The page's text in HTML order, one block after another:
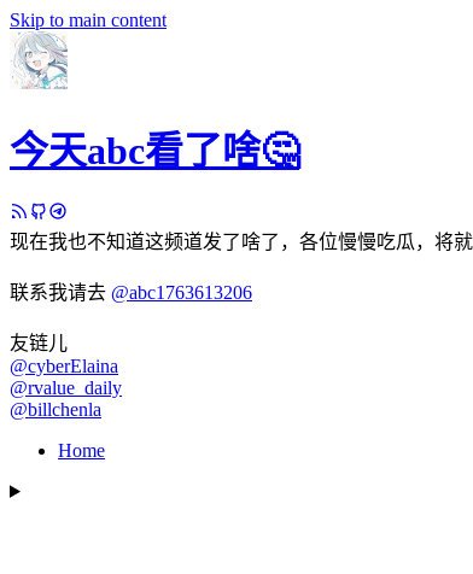
Skip to main content
今天abc看了啥🤔
现在我也不知道这频道发了啥了，各位慢慢吃瓜，将
联系我请去 @abc1763613206
友链儿
@cyberElaina
@rvalue_daily
@billchenla
Home